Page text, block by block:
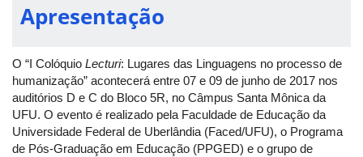
Apresentação
O “I Colóquio Lecturi: Lugares das Linguagens no processo de
humanização” acontecerá entre 07 e 09 de junho de 2017 nos
auditórios D e C do Bloco 5R, no Câmpus Santa Mônica da
UFU. O evento é realizado pela Faculdade de Educação da
Universidade Federal de Uberlândia (Faced/UFU), o Programa
de Pós-Graduação em Educação (PPGED) e o grupo de